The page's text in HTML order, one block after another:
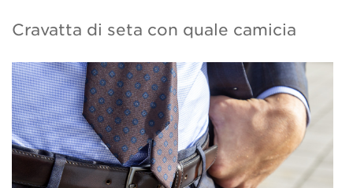
Cravatta di seta con quale camicia